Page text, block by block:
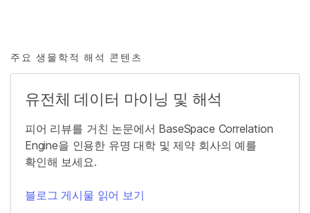
주요 생물학적 해석 콘텐츠
유전체 데이터 마이닝 및 해석
피어 리뷰를 거친 논문에서 BaseSpace Correlation
Engine을 인용한 유명 대학 및 제약 회사의 예를
확인해 보세요.
블로그 게시물 읽어 보기